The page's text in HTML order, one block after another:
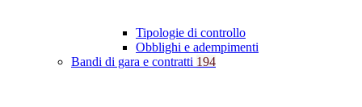
Tipologie di controllo
Obblighi e adempimenti
Bandi di gara e contratti 194